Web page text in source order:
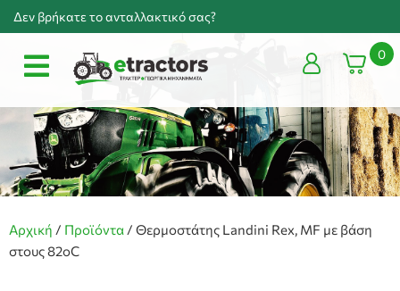
Δεν βρήκατε το ανταλλακτικό σας?
0
Αρχική / Προϊόντα / Θερμοστάτης Landini Rex, MF με βάση
στους 82οC